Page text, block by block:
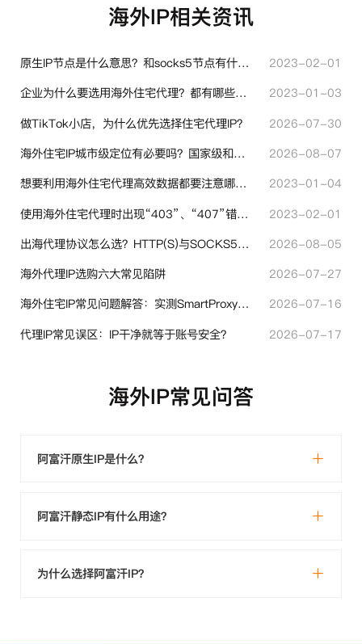
海外IP相关资讯
原生IP节点是什么意思？和socks5节点有什么区别？
2023-02-01
企业为什么要选用海外住宅代理？都有哪些帮助？
2023-01-03
做TikTok小店，为什么优先选择住宅代理IP？
2026-07-30
海外住宅IP城市级定位有必要吗？国家级和城市级代理IP区别对比
2026-08-07
想要利用海外住宅代理高效数据都要注意哪些地方？
2023-01-04
使用海外住宅代理时出现“403”、“407”错误代码时代表什么？
2023-02-01
出海代理协议怎么选？HTTP(S)与SOCKS5核心差异与选型技巧
2026-08-05
海外代理IP选购六大常见陷阱
2026-07-27
海外住宅IP常见问题解答：实测SmartProxy使用经验分享
2026-07-16
代理IP常见误区：IP干净就等于账号安全？
2026-07-17
海外IP常见问答
阿富汗原生IP是什么？
阿富汗静态IP有什么用途？
为什么选择阿富汗IP？